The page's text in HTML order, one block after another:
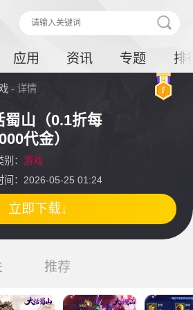
应用 资讯 专题 排
- 详情
蜀山（0.1折每
代金）
： 游戏
间：2026-05-25 01:24
立即下载↓
推荐